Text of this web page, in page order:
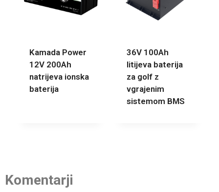
Kamada Power
12V 200Ah
natrijeva ionska
baterija
36V 100Ah
litijeva baterija
za golf z
vgrajenim
sistemom BMS
Komentarji